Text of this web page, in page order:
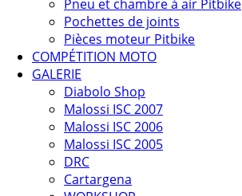
Pneu et chambre à air Pitbike
Pochettes de joints
Pièces moteur Pitbike
COMPÉTITION MOTO
GALERIE
Diabolo Shop
Malossi ISC 2007
Malossi ISC 2006
Malossi ISC 2005
DRC
Cartargena